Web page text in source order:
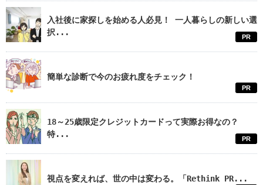
入社後に家探しを始める人必見！ 一人暮らしの新しい選
択...
PR
簡単な診断で今のお疲れ度をチェック！
PR
18～25歳限定クレジットカードって実際お得なの？
特...
PR
視点を変えれば、世の中は変わる。「Rethink PR...